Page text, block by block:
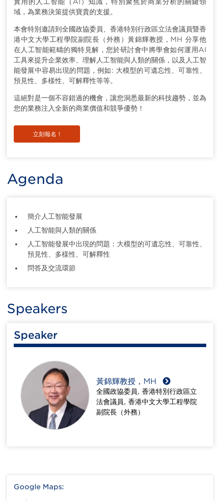
實用的人工智能（AI）知識，特別聚焦於商業分析的關鍵領
域，為業務決策提供寶貴的支援。
本會特別邀請到全國政協委員、香港特別行政區立法會議員暨香
港中文大學工程學院副院長（外務）黃錦輝教授，MH 分享他
在人工智能範疇的獨特見解，您於研討會中將學會如何運用AI
工具來提升企業效率、理解人工智能與人類的關係，以及人工智
能發展中容易出現的問題，例如: 大模型的可遺忘性、可靠性、
預見性、多樣性、可解釋性等等。
這絕對是一個不容錯過的機會，讓您洞悉最新的科技趨勢，並為
您的業務注入全新的商業價值和競爭優勢！
立刻報名！
Agenda
簡介人工智能發展
人工智能與人類的關係
人工智能發展中出現的問題：大模型的可遺忘性、可靠性、
預見性、多樣性、可解釋性
問答及交流環節
Speakers
Speaker
黃錦輝教授，MH
全國政協委員, 香港特別行政區立
法會議員, 香港中文大學工程學院
副院長（外務）
Google Maps: